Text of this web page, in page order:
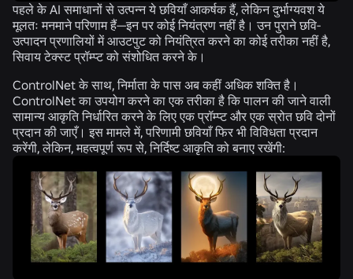
पहले के AI समाधानों से उत्पन्न ये छवियाँ आकर्षक हैं, लेकिन दुर्भाग्यवश ये
मूलतः मनमाने परिणाम हैं—इन पर कोई नियंत्रण नहीं है। उन पुराने छवि-
उत्पादन प्रणालियों में आउटपुट को नियंत्रित करने का कोई तरीका नहीं है,
सिवाय टेक्स्ट प्रॉम्प्ट को संशोधित करने के।
ControlNet के साथ, निर्माता के पास अब कहीं अधिक शक्ति है।
ControlNet का उपयोग करने का एक तरीका है कि पालन की जाने वाली
सामान्य आकृति निर्धारित करने के लिए एक प्रॉम्प्ट और एक स्रोत छवि दोनों
प्रदान की जाएँ। इस मामले में, परिणामी छवियाँ फिर भी विविधता प्रदान
करेंगी, लेकिन, महत्वपूर्ण रूप से, निर्दिष्ट आकृति को बनाए रखेंगी: